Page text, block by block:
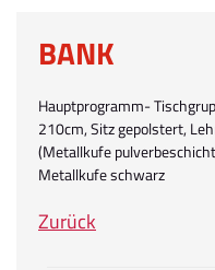
BANK
Hauptprogramm-
210cm, Sitz gepolstert,
(Metallkufe
Metallkufe schwarz
Zurück